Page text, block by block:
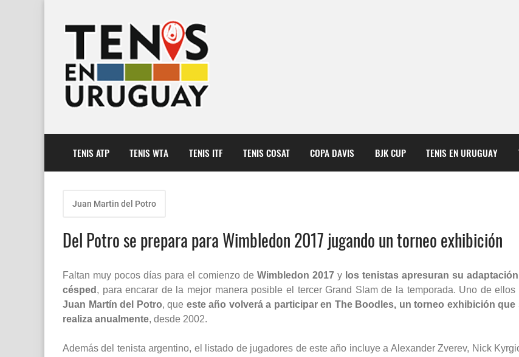
TENIS ATP TENIS WTA TENIS ITF TENIS COSAT COPA DAVIS BJK CUP TENIS EN URUGUAY
Juan Martin del Potro
Del Potro se prepara para Wimbledon 2017 jugando un torneo exhibición
Faltan muy pocos días para el comienzo de Wimbledon 2017 y los tenistas apresuran su adaptación
césped , para encarar de la mejor manera posible el tercer Grand Slam de la temporada. Uno de ellos
Juan Martín del Potro, que este año volverá a participar en The Boodles, un torneo exhibición que
realiza anualmente, desde 2002.
Además del tenista argentino, el listado de jugadores de este año incluye a Alexander Zverev, Nick